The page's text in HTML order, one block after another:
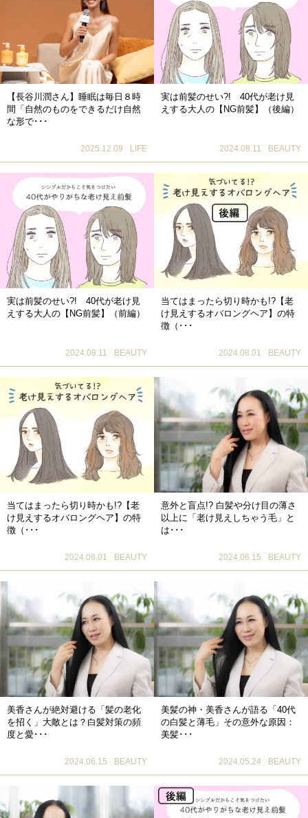
【長谷川潤さん】睡眠は毎日８時
間「自然のものをできるだけ自然
な形で･･･
2025.12.09 LIFE
実は前髪のせい?! 40代が老け見
えする大人の【NG前髪】（後編）
2024.08.11 BEAUTY
実は前髪のせい?! 40代が老け見
えする大人の【NG前髪】（前編）
2024.08.11 BEAUTY
当てはまったら切り時かも!?【老
け見えするオバロングヘア】の特
徴（･･･
2024.08.01 BEAUTY
当てはまったら切り時かも!?【老
け見えするオバロングヘア】の特
徴（･･･
2024.08.01 BEAUTY
意外と盲点!? 白髪や分け目の薄さ
以上に「老け見えしちゃう毛」と
は･･･
2024.06.15 BEAUTY
美香さんが絶対避ける「髪の老化
を招く」大敵とは？白髪対策の頻
度と愛･･･
2024.06.15 BEAUTY
美髪の神・美香さんが語る「40代
の白髪と薄毛」その意外な原因：
美髪･･･
2024.05.24 BEAUTY